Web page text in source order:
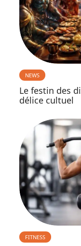
NEWS
Le festin des
délice cultuel
FITNESS